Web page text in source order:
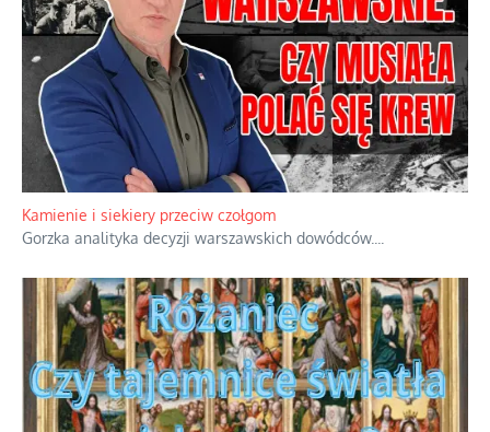
Familijny spór o biskupie sakry
Rodzinna polemika wokół sakr w Écône.